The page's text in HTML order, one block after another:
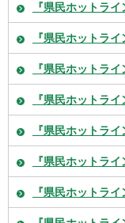
『県民ホットラ
『県民ホットラ
『県民ホットラ
『県民ホットラ
『県民ホットラ
『県民ホットラ
『県民ホットラ